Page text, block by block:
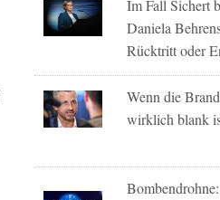
Im Fall Sichert
Daniela
Rücktritt oder
Wenn die
wirklich blank